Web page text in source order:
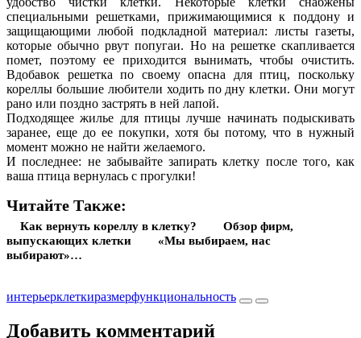
специальными решетками, прижимающимися к поддону и
защищающими любой подкладной материал: листы газеты,
которые обычно рвут попугаи. Но на решетке скапливается
помет, поэтому ее приходится вынимать, чтобы очистить.
Вдобавок решетка по своему опасна для птиц, поскольку
кореллы большие любители ходить по дну клетки. Они могут
рано или поздно застрять в ней лапой.
Подходящее жилье для птицы лучше начинать подыскивать
заранее, еще до ее покупки, хотя бы потому, что в нужный
момент можно не найти желаемого.
И последнее: не забывайте запирать клетку после того, как
ваша птица вернулась с прогулки!
Читайте Также:
Как вернуть кореллу в клетку?
Обзор фирм,
выпускающих клетки
«Мы выбираем, нас
выбирают»…
интерьерклеткиразмерфункциональность
Добавить комментарий